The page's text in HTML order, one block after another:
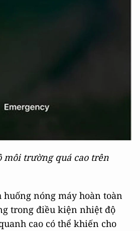
môi trường quá cao trên
nóng máy hoàn toàn
trong điều kiện nhiệt độ
cao có thể khiến cho